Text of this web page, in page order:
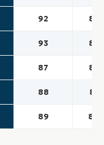
92 85
93 87
87 83
88 81
89 80